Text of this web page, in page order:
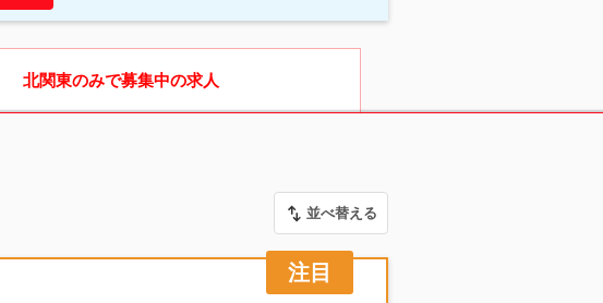
北関東のみで募集中の求人
並べ替える